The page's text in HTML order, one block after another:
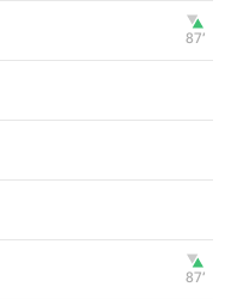
87‎’‎
87‎’‎